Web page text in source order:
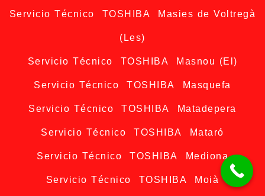
Servicio Técnico TOSHIBA Masies de Voltregà
(Les)
Servicio Técnico TOSHIBA Masnou (El)
Servicio Técnico TOSHIBA Masquefa
Servicio Técnico TOSHIBA Matadepera
Servicio Técnico TOSHIBA Mataró
Servicio Técnico TOSHIBA Mediona
Servicio Técnico TOSHIBA Moià